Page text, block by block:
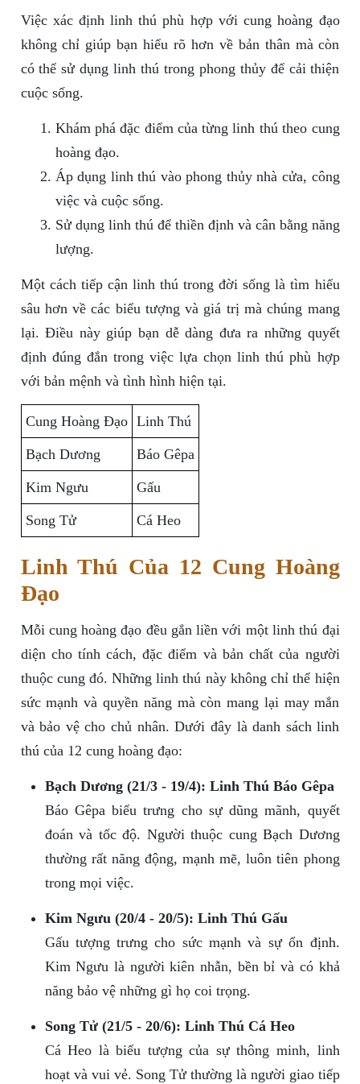
Việc xác định linh thú phù hợp với cung hoàng đạo
không chỉ giúp bạn hiểu rõ hơn về bản thân mà còn
có thể sử dụng linh thú trong phong thủy để cải thiện
cuộc sống.
Khám phá đặc điểm của từng linh thú theo cung
hoàng đạo.
Áp dụng linh thú vào phong thủy nhà cửa, công
việc và cuộc sống.
Sử dụng linh thú để thiền định và cân bằng năng
lượng.
Một cách tiếp cận linh thú trong đời sống là tìm hiểu
sâu hơn về các biểu tượng và giá trị mà chúng mang
lại. Điều này giúp bạn dễ dàng đưa ra những quyết
định đúng đắn trong việc lựa chọn linh thú phù hợp
với bản mệnh và tình hình hiện tại.
Cung Hoàng Đạo Linh Thú
Bạch Dương Báo Gêpa
Kim Ngưu Gấu
Song Tử Cá Heo
Linh Thú Của 12 Cung Hoàng
Đạo
Mỗi cung hoàng đạo đều gắn liền với một linh thú đại
diện cho tính cách, đặc điểm và bản chất của người
thuộc cung đó. Những linh thú này không chỉ thể hiện
sức mạnh và quyền năng mà còn mang lại may mắn
và bảo vệ cho chủ nhân. Dưới đây là danh sách linh
thú của 12 cung hoàng đạo:
Bạch Dương (21/3 - 19/4): Linh Thú Báo Gêpa
Báo Gêpa biểu trưng cho sự dũng mãnh, quyết
đoán và tốc độ. Người thuộc cung Bạch Dương
thường rất năng động, mạnh mẽ, luôn tiên phong
trong mọi việc.
Kim Ngưu (20/4 - 20/5): Linh Thú Gấu
Gấu tượng trưng cho sức mạnh và sự ổn định.
Kim Ngưu là người kiên nhẫn, bền bỉ và có khả
năng bảo vệ những gì họ coi trọng.
Song Tử (21/5 - 20/6): Linh Thú Cá Heo
Cá Heo là biểu tượng của sự thông minh, linh
hoạt và vui vẻ. Song Tử thường là người giao tiếp